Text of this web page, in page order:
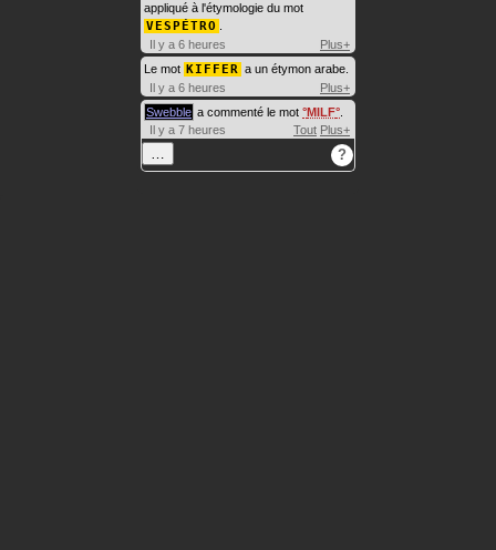
appliqué à l'étymologie du mot
VESPÉTRO
Il y a 6 heures
Plus+
Le mot KIFFER a un étymon arabe.
Il y a 6 heures
Plus+
Swebble a commenté le mot MILF
Il y a 7 heures
Tout Plus+
… ?